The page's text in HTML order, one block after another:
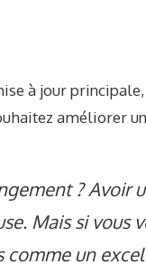
à jour
améliorer
? Avoir
Mais si vous
comme un